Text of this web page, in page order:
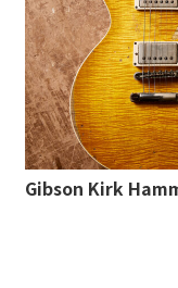
Gibson Kirk